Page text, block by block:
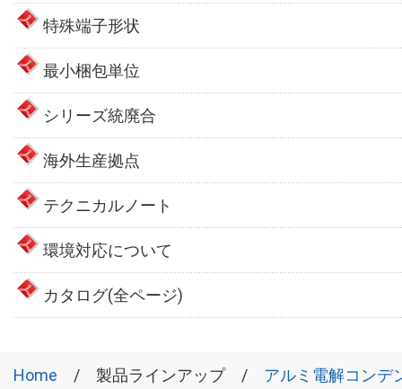
特殊端子形状
最小梱包単位
シリーズ統廃合
海外生産拠点
テクニカルノート
環境対応について
カタログ(全ページ)
Home 製品ラインアップ アルミ電解コンデ